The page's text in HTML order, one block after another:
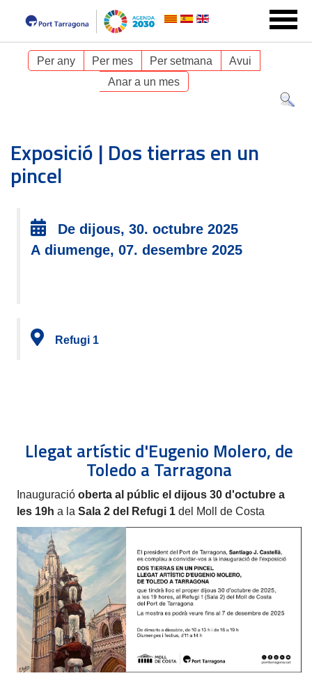
Per any Per mes Per setmana
Avui
Anar a un mes
Exposició | Dos tierras en un
pincel
De dijous, 30. octubre 2025
A diumenge, 07. desembre 2025
Refugi 1
Llegat artístic d'Eugenio Molero, de
Toledo a Tarragona
Inauguració oberta al públic el dijous 30 d'octubre a
les 19ha laSala 2 del Refugi 1 del Moll de Costa